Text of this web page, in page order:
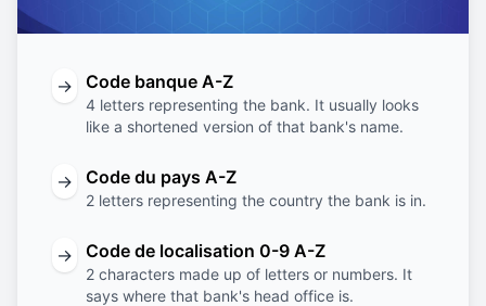
→ Code banque A-Z
4 letters representing the bank. It usually looks
like a shortened version of that bank's name.
→ Code du pays A-Z
2 letters representing the country the bank is in.
→ Code de localisation 0-9 A-Z
2 characters made up of letters or numbers. It
says where that bank's head office is.